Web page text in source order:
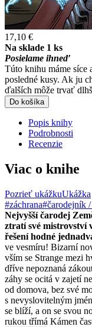
17,10 €
Na sklade 1 ks
Posielame ihneď
Túto knihu máme síce
posledné kusy. Ak ju
ďalších môže trvať
Do košíka
Popis knihy
Podrobnosti
Recenzie
Viac o knihe
Pozrieť ukážkuUkážka
#záchrana#čarodejník
Nejvyšší čarodej
ztratí své mistrovství
řešení hodné
ve vesmíru! Bizarní
vším se Strange mezi
dříve nepoznaná
záhy se ocitá v zajetí
od domova, bez své
s nevyslovitelným
se blíží, a on se svou
rukou třímá Kámen